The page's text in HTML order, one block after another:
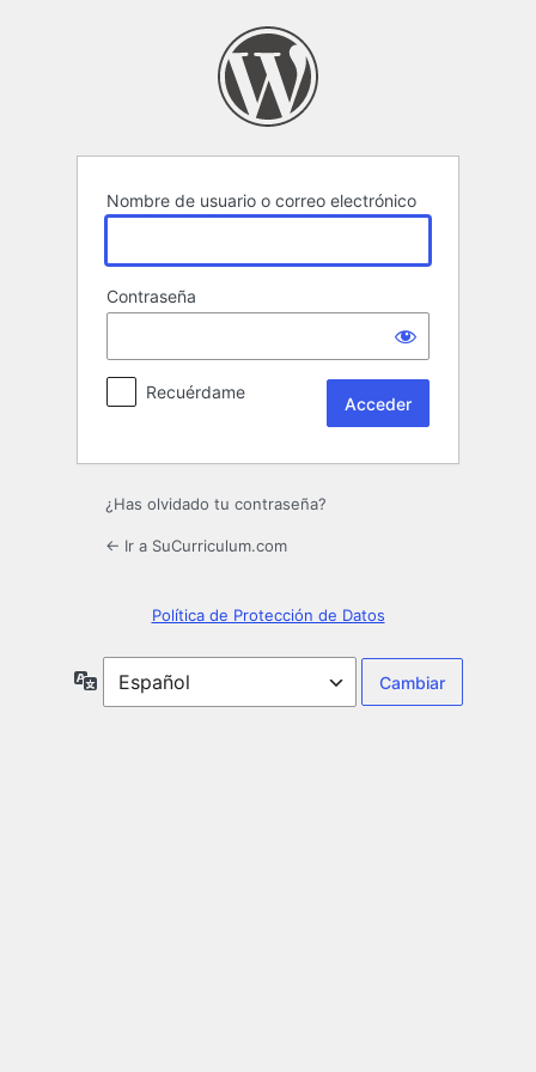
Nombre de usuario o correo electrónico
Contraseña
Recuérdame
¿Has olvidado tu contraseña?
← Ir a SuCurriculum.com
Política de Protección de Datos
Idioma